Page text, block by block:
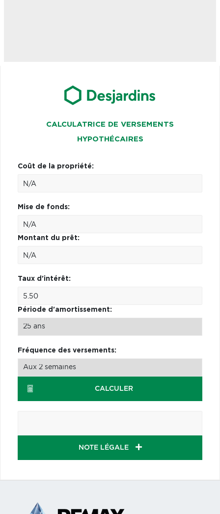
CALCULATRICE DE VERSEMENTS
HYPOTHÉCAIRES
Coût de la propriété:
Mise de fonds:
Montant du prêt:
Taux d'intérêt:
Période d'amortissement:
Fréquence des versements:
CALCULER
NOTE LÉGALE